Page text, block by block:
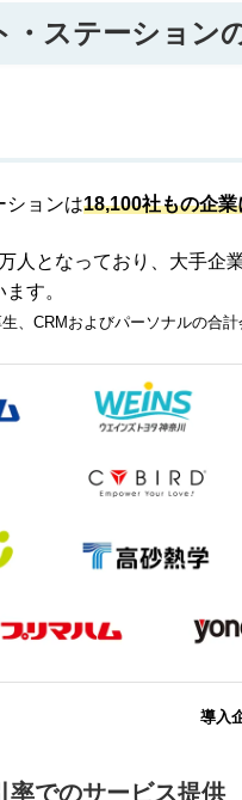
・ステーション
ションは18,100社もの企業
人となっており、大手企
す。
、CRMおよびパーソナルの合計
導入
率でのサービス提供